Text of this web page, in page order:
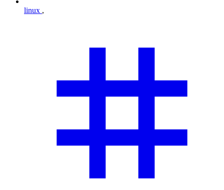
linux ,